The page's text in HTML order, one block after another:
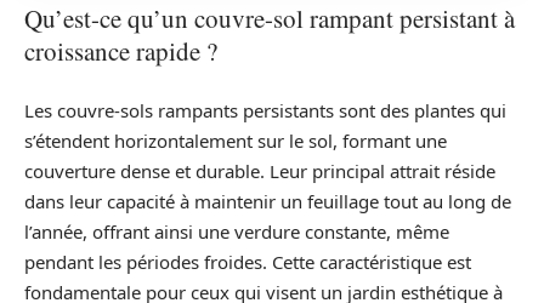
Qu’est-ce qu’un couvre-sol rampant persistant à
croissance rapide ?
Les couvre-sols rampants persistants sont des plantes qui
s’étendent horizontalement sur le sol, formant une
couverture dense et durable. Leur principal attrait réside
dans leur capacité à maintenir un feuillage tout au long de
l’année, offrant ainsi une verdure constante, même
pendant les périodes froides. Cette caractéristique est
fondamentale pour ceux qui visent un jardin esthétique à